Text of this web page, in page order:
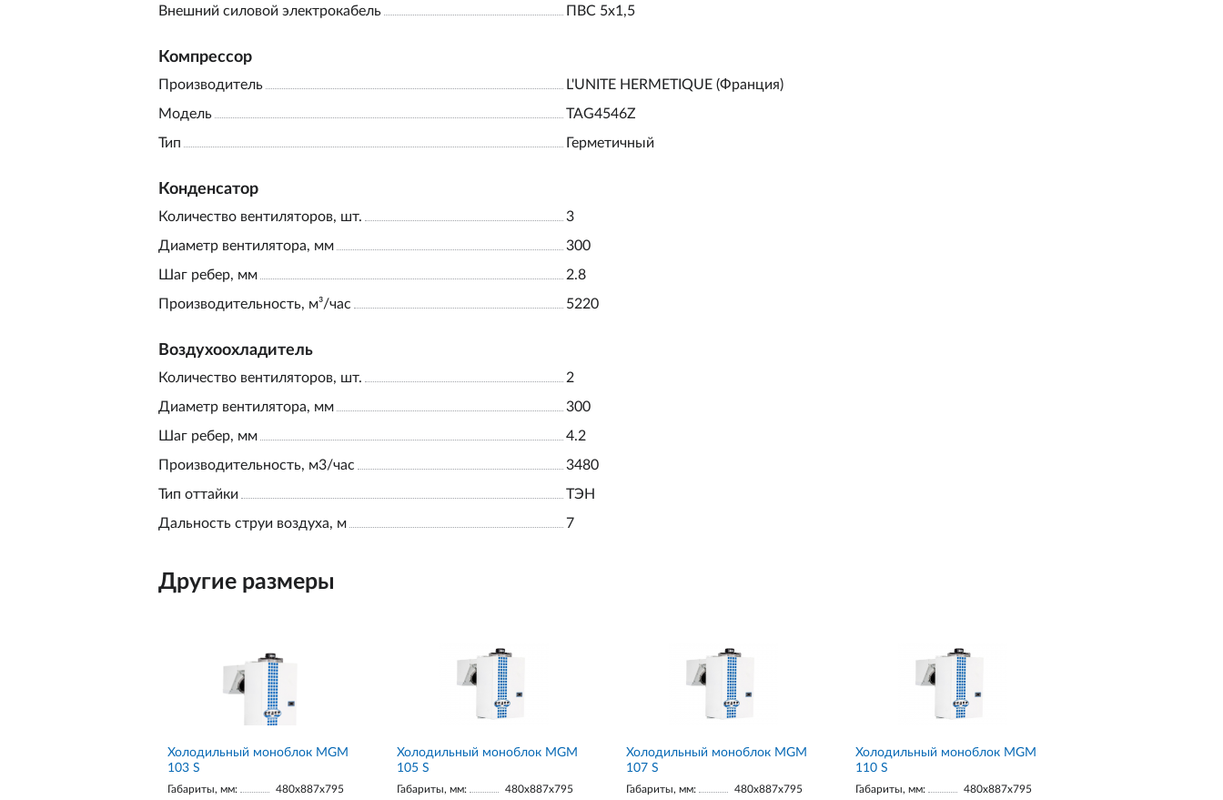
Внешний силовой электрокабель ПВС 5х1,5
Компрессор
Производитель
L'UNITE HERMETIQUE (Франция)
Модель
TAG4546Z
Тип
Герметичный
Конденсатор
Количество вентиляторов, шт.
3
Диаметр вентилятора, мм
300
Шаг ребер, мм
2.8
Производительность, м³/час
5220
Воздухоохладитель
Количество вентиляторов, шт.
2
Диаметр вентилятора, мм
300
Шаг ребер, мм
4.2
Производительность, м3/час
3480
Тип оттайки
ТЭН
Дальность струи воздуха, м
7
Другие размеры
Холодильный моноблок MGM
103 S
Габариты, мм:
480x887x795
Холодильный моноблок MGM
105 S
Габариты, мм:
480x887x795
Холодильный моноблок MGM
107 S
Габариты, мм:
480x887x795
Холодильный моноблок MGM
110 S
Габариты, мм:
480x887x795